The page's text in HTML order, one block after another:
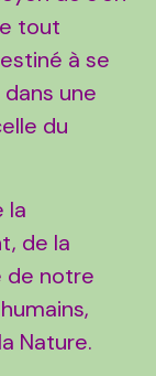
tout
à se
une
du
la
de la
de notre
Nature.